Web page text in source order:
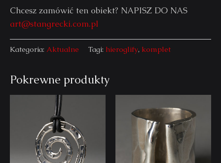
Chcesz zamówić ten obiekt? NAPISZ DO NAS
art@stangrecki.com.pl
Kategoria: Aktualne Tagi: hieroglify, komplet
Pokrewne produkty